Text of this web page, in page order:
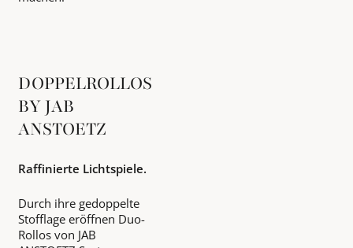
DOPPELROLLOS
BY JAB
ANSTOETZ
Raffinierte Lichtspiele.
Durch ihre gedoppelte
Stofflage eröffnen Duo-
Rollos von JAB